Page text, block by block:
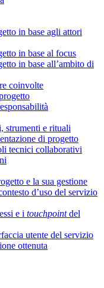
in base agli attori
in base al focus
in base all’ambito di
coinvolte
strumenti e rituali
di progetto
tecnici collaborativi
e la sua gestione
d’uso del servizio
e i touchpointdel
utente del servizio
ottenuta